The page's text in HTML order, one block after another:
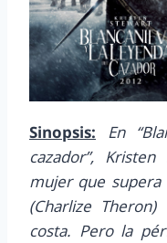
Sinopsis:
En
cazador”,
mujer que supera
(Charlize
costa. Pero la